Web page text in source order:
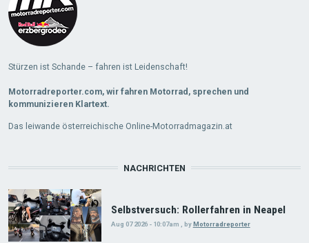
Stürzen ist Schande – fahren ist Leidenschaft!
Motorradreporter.com, wir fahren Motorrad, sprechen und
kommunizieren Klartext.
Das leiwande österreichische Online-Motorradmagazin.at
NACHRICHTEN
Selbstversuch: Rollerfahren in Neapel
Aug 07 2026 - 10:07am byMotorradreporter